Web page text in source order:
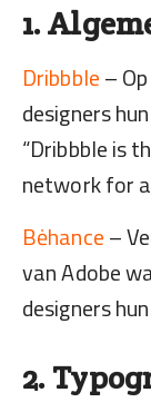
1.
Dribbble–
designers
“Dribbble is
network for
Bėhance–
van Adobe
designers
2.